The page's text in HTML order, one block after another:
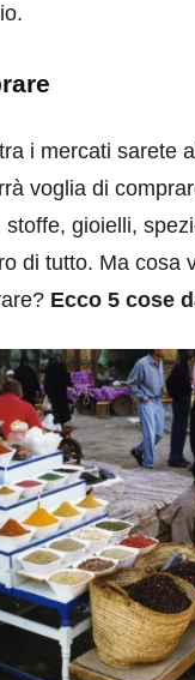
i mercati sarete
voglia di
stoffe, gioielli,
di tutto. Ma cosa
Ecco 5 cose